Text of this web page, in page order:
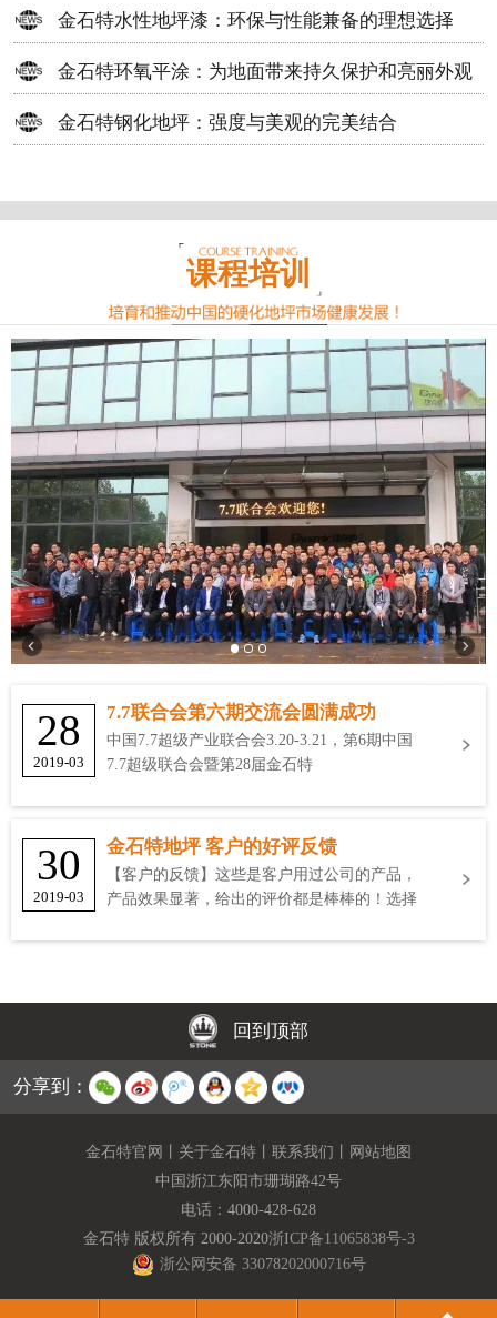
金石特水性地坪漆：环保与性能兼备的理想选择
金石特环氧平涂：为地面带来持久保护和亮丽外观
金石特钢化地坪：强度与美观的完美结合
课程培训
28
2019-03
7.7联合会第六期交流会圆满成功
中国7.7超级产业联合会3.20-3.21，第6期中国
7.7超级联合会暨第28届金石特
30
2019-03
金石特地坪 客户的好评反馈
【客户的反馈】这些是客户用过公司的产品，
产品效果显著，给出的评价都是棒棒的！选择
回到顶部
分享到：
金石特官网 关于金石特 联系我们
网站地图
中国浙江东阳市珊瑚路42号
电话： 4000-428-628
金石特 版权所有 2000-2020浙ICP备11065838号-3
浙公网安备 33078202000716号